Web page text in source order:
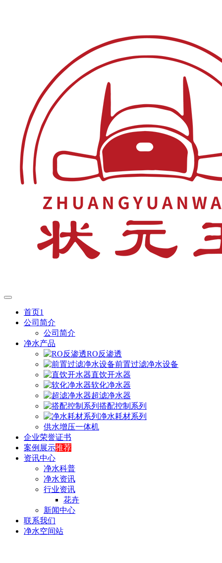
首页1
公司简介
公司简介
净水产品
RO反渗透
前置过滤净水设备
直饮开水器
软化净水器
超滤净水器
搭配控制系列
净水耗材系列
供水增压一体机
企业荣誉证书
案例展示推荐
资讯中心
净水科普
净水资讯
行业资讯
花卉
新闻中心
联系我们
净水空间站